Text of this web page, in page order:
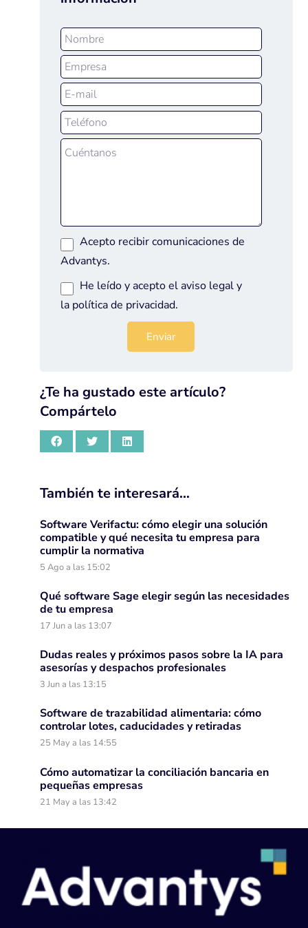
Acepto recibir comunicaciones de
Advantys.
He leído y acepto el aviso legaly
la política de privacidad.
¿Te ha gustado este artículo?
Compártelo
También te interesará…
Software Verifactu: cómo elegir una solución
compatible y qué necesita tu empresa para
cumplir la normativa
5 Ago a las 15:02
Qué software Sage elegir según las necesidades
de tu empresa
17 Jun a las 13:07
Dudas reales y próximos pasos sobre la IA para
asesorías y despachos profesionales
3 Jun a las 13:15
Software de trazabilidad alimentaria: cómo
controlar lotes, caducidades y retiradas
25 May a las 14:55
Cómo automatizar la conciliación bancaria en
pequeñas empresas
21 May a las 13:42